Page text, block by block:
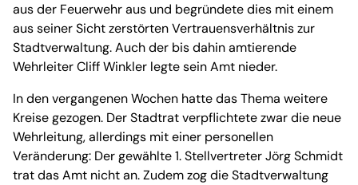
aus der Feuerwehr aus und begründete dies mit einem
aus seiner Sicht zerstörten Vertrauensverhältnis zur
Stadtverwaltung. Auch der bis dahin amtierende
Wehrleiter Cliff Winkler legte sein Amt nieder.
In den vergangenen Wochen hatte das Thema weitere
Kreise gezogen. Der Stadtrat verpflichtete zwar die neue
Wehrleitung, allerdings mit einer personellen
Veränderung: Der gewählte 1. Stellvertreter Jörg Schmidt
trat das Amt nicht an. Zudem zog die Stadtverwaltung